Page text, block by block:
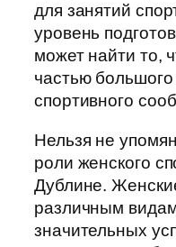
для занятий
уровень
может найти то,
частью
спортивного
Нельзя не
роли женского
Дублине.
различным
значительных